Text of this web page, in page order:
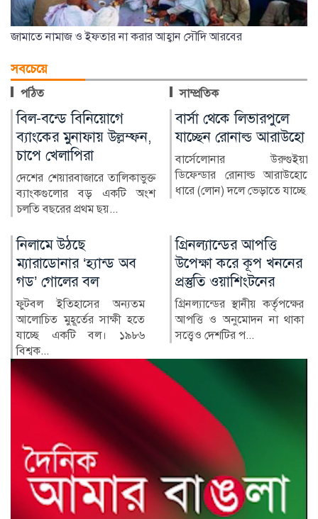
জামাতে নামাজ ও ইফতার না করার আহ্বান সৌদি আরবের
সবচেয়ে
পঠিত সাম্প্রতিক
বার্সা থেকে লিভারপুলে
যাচ্ছেন রোনাল্ড আরাউহো
বার্সেলোনার উরুগুইয়ান
ডিফেন্ডার রোনাল্ড আরাউহোকে
ধারে (লোন) দলে ভেড়াতে যাচ্ছে...
চিকিৎসক নিরাপদ
থাকলেই বদলাবে
স্বাস্থ্যসেবার চিত্র
বাংলাদেশের স্বাস্থ্য খাতে গত
কয়েক দশকে উল্লেখযোগ্য
গ্রিনল্যান্ডের আপত্তি
উপেক্ষা করে কূপ খননের
প্রস্তুতি ওয়াশিংটনের
গ্রিনল্যান্ডের স্থানীয় কর্তৃপক্ষের
আপত্তি ও অনুমোদন না থাকা
সত্ত্বেও দেশটির প...
রাশিয়া-ইউক্রেন
পাল্টাপাল্টি হামলায়
নিহত ৩, আহত ১০
রাশিয়া ও ইউক্রেনের মধ্যে
শনিবার রাতভর পাল্টাপাল্টি
হামলায় অন্তত তিনজন নিহত